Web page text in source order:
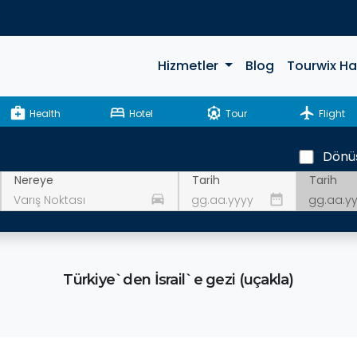
Hizmetler Blog Tourwix
medical_services Health bed Hotel attractions Tour flight Flight
Nereye
drive_eta
Tarih
date_range
Tarih
Türkiye`den İsrail`e gezi (uçakla)